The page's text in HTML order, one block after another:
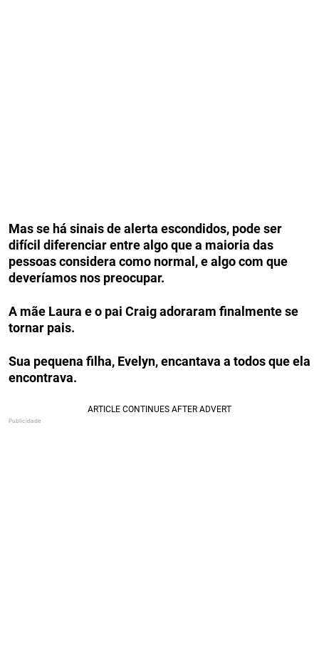
Mas se há sinais de alerta escondidos, pode ser
difícil diferenciar entre algo que a maioria das
pessoas considera como normal, e algo com que
deveríamos nos preocupar.
A mãe Laura e o pai Craig adoraram finalmente se
tornar pais.
Sua pequena filha, Evelyn, encantava a todos que ela
encontrava.